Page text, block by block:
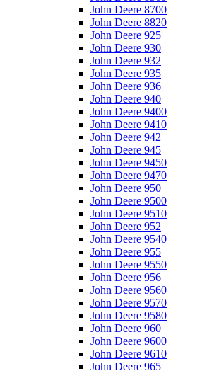
John Deere 8700
John Deere 8820
John Deere 925
John Deere 930
John Deere 932
John Deere 935
John Deere 936
John Deere 940
John Deere 9400
John Deere 9410
John Deere 942
John Deere 945
John Deere 9450
John Deere 9470
John Deere 950
John Deere 9500
John Deere 9510
John Deere 952
John Deere 9540
John Deere 955
John Deere 9550
John Deere 956
John Deere 9560
John Deere 9570
John Deere 9580
John Deere 960
John Deere 9600
John Deere 9610
John Deere 965